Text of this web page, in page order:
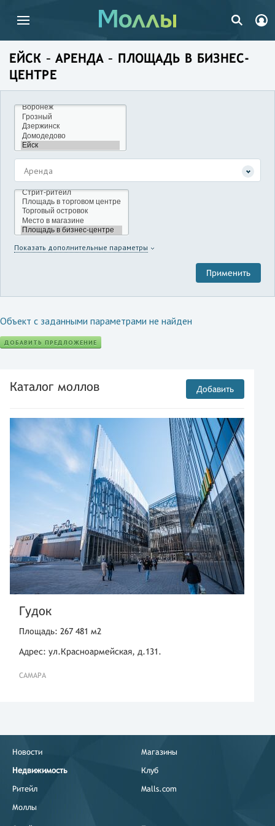
ЕЙСК – АРЕНДА – ПЛОЩАДЬ В БИЗНЕС-
ЦЕНТРЕ
Аренда
Показать дополнительные параметры
Объект с заданными параметрами не найден
ДОБАВИТЬ ПРЕДЛОЖЕНИЕ
Каталог моллов Добавить
Гудок
Площадь: 267 481 м2
Адрес: ул.Красноармейская, д.131.
САМАРА
Новости
Недвижимость
Ритейл
Моллы
Магазины
Клуб
Malls.com